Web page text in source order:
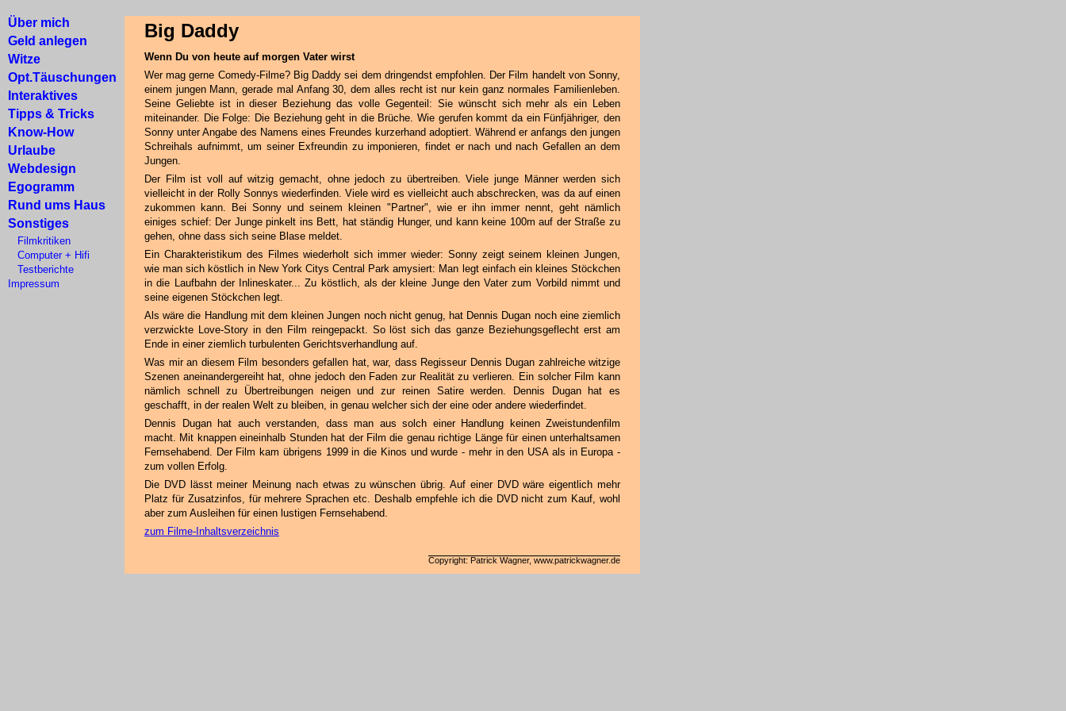
Über mich
Geld anlegen
Witze
Opt.Täuschungen
Interaktives
Tipps & Tricks
Know-How
Urlaube
Webdesign
Egogramm
Rund ums Haus
Sonstiges
Filmkritiken
Computer + Hifi
Testberichte
Impressum
Big Daddy
Wenn Du von heute auf morgen Vater wirst
Wer mag gerne Comedy-Filme? Big Daddy sei dem dringendst empfohlen. Der Film handelt von Sonny,
einem jungen Mann, gerade mal Anfang 30, dem alles recht ist nur kein ganz normales Familienleben.
Seine Geliebte ist in dieser Beziehung das volle Gegenteil: Sie wünscht sich mehr als ein Leben
miteinander. Die Folge: Die Beziehung geht in die Brüche. Wie gerufen kommt da ein Fünfjähriger, den
Sonny unter Angabe des Namens eines Freundes kurzerhand adoptiert. Während er anfangs den jungen
Schreihals aufnimmt, um seiner Exfreundin zu imponieren, findet er nach und nach Gefallen an dem
Jungen.
Der Film ist voll auf witzig gemacht, ohne jedoch zu übertreiben. Viele junge Männer werden sich
vielleicht in der Rolly Sonnys wiederfinden. Viele wird es vielleicht auch abschrecken, was da auf einen
zukommen kann. Bei Sonny und seinem kleinen "Partner", wie er ihn immer nennt, geht nämlich
einiges schief: Der Junge pinkelt ins Bett, hat ständig Hunger, und kann keine 100m auf der Straße zu
gehen, ohne dass sich seine Blase meldet.
Ein Charakteristikum des Filmes wiederholt sich immer wieder: Sonny zeigt seinem kleinen Jungen,
wie man sich köstlich in New York Citys Central Park amysiert: Man legt einfach ein kleines Stöckchen
in die Laufbahn der Inlineskater... Zu köstlich, als der kleine Junge den Vater zum Vorbild nimmt und
seine eigenen Stöckchen legt.
Als wäre die Handlung mit dem kleinen Jungen noch nicht genug, hat Dennis Dugan noch eine ziemlich
verzwickte Love-Story in den Film reingepackt. So löst sich das ganze Beziehungsgeflecht erst am
Ende in einer ziemlich turbulenten Gerichtsverhandlung auf.
Was mir an diesem Film besonders gefallen hat, war, dass Regisseur Dennis Dugan zahlreiche witzige
Szenen aneinandergereiht hat, ohne jedoch den Faden zur Realität zu verlieren. Ein solcher Film kann
nämlich schnell zu Übertreibungen neigen und zur reinen Satire werden. Dennis Dugan hat es
geschafft, in der realen Welt zu bleiben, in genau welcher sich der eine oder andere wiederfindet.
Dennis Dugan hat auch verstanden, dass man aus solch einer Handlung keinen Zweistundenfilm
macht. Mit knappen eineinhalb Stunden hat der Film die genau richtige Länge für einen unterhaltsamen
Fernsehabend. Der Film kam übrigens 1999 in die Kinos und wurde - mehr in den USA als in Europa -
zum vollen Erfolg.
Die DVD lässt meiner Meinung nach etwas zu wünschen übrig. Auf einer DVD wäre eigentlich mehr
Platz für Zusatzinfos, für mehrere Sprachen etc. Deshalb empfehle ich die DVD nicht zum Kauf, wohl
aber zum Ausleihen für einen lustigen Fernsehabend.
zum Filme-Inhaltsverzeichnis
Copyright: Patrick Wagner, www.patrickwagner.de